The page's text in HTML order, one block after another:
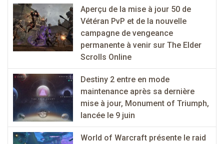
Aperçu de la mise à jour 50 de
Vétéran PvP et de la nouvelle
campagne de vengeance
permanente à venir sur The Elder
Scrolls Online
Destiny 2 entre en mode
maintenance après sa dernière
mise à jour, Monument of Triumph,
lancée le 9 juin
World of Warcraft présente le raid